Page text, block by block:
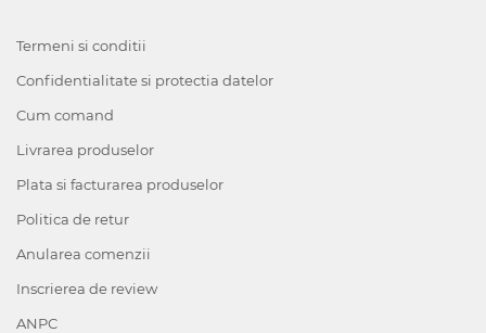
Termeni si conditii
Confidentialitate si protectia datelor
Cum comand
Livrarea produselor
Plata si facturarea produselor
Politica de retur
Anularea comenzii
Inscrierea de review
ANPC